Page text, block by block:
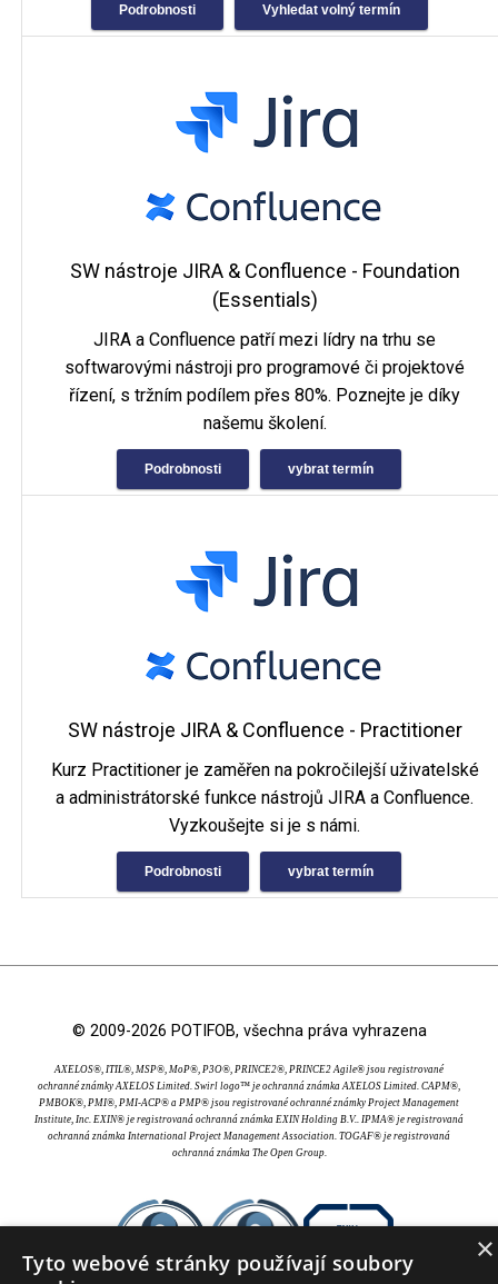
Podrobnosti Vyhledat volný termín
SW nástroje JIRA & Confluence - Foundation
(Essentials)
JIRA a Confluence patří mezi lídry na trhu se
softwarovými nástroji pro programové či projektové
řízení, s tržním podílem přes 80%. Poznejte je díky
našemu školení.
Podrobnosti vybrat termín
SW nástroje JIRA & Confluence - Practitioner
Kurz Practitioner je zaměřen na pokročilejší uživatelské
a administrátorské funkce nástrojů JIRA a Confluence.
Vyzkoušejte si je s námi.
Podrobnosti vybrat termín
© 2009-2026 POTIFOB, všechna práva vyhrazena
AXELOS®, ITIL®, MSP®, MoP®, P3O®, PRINCE2®, PRINCE2 Agile® jsou registrované
ochranné známky AXELOS Limited. Swirl logo™ je ochranná známka AXELOS Limited. CAPM®,
PMBOK®, PMI®, PMI-ACP® a PMP® jsou registrované ochranné známky Project Management
Institute, Inc. EXIN® je registrovaná ochranná známka EXIN Holding B.V.. IPMA® je registrovaná
ochranná známka International Project Management Association. TOGAF® je registrovaná
ochranná známka The Open Group.
×
Tyto webové stránky používají soubory